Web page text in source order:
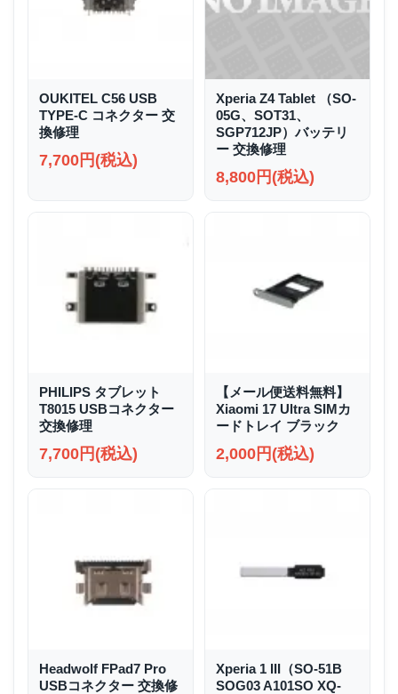
OUKITEL C56 USB
TYPE-C コネクター 交
換修理
7,700円(税込)
Xperia Z4 Tablet （SO-
05G、SOT31、
SGP712JP）バッテリ
ー 交換修理
8,800円(税込)
PHILIPS タブレット
T8015 USBコネクター
交換修理
7,700円(税込)
【メール便送料無料】
Xiaomi 17 Ultra SIMカ
ードトレイ ブラック
2,000円(税込)
Headwolf FPad7 Pro
USBコネクター 交換修
Xperia 1 III（SO-51B
SOG03 A101SO XQ-